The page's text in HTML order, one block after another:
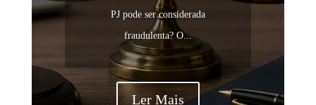
PJ pode ser considerada
fraudulenta? O...
Ler Mais